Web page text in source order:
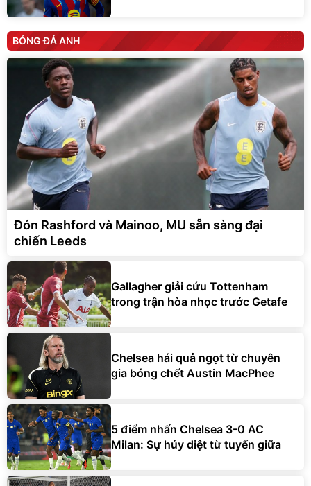
BÓNG ĐÁ ANH
Đón Rashford và Mainoo, MU sẵn sàng đại
chiến Leeds
Gallagher giải cứu Tottenham
trong trận hòa nhọc trước Getafe
Chelsea hái quả ngọt từ chuyên
gia bóng chết Austin MacPhee
5 điểm nhấn Chelsea 3-0 AC
Milan: Sự hủy diệt từ tuyến giữa